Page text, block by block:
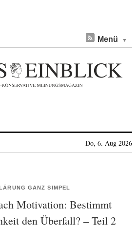
Menü
Do, 6. Aug 2026
GANZ SIMPEL
Motivation: Bestimmt
den Überfall? – Teil 2